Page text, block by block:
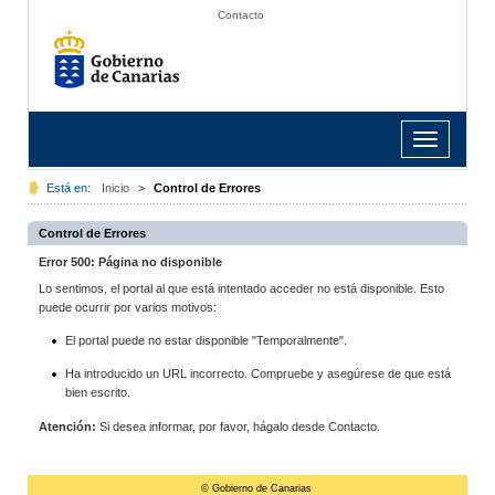
Contacto
Toggle
navigation
Está en: Inicio > Control de Errores
Control de Errores
Error 500: Página no disponible
Lo sentimos, el portal al que está intentado acceder no está disponible. Esto
puede ocurrir por varios motivos:
El portal puede no estar disponible "Temporalmente".
Ha introducido un URL incorrecto. Compruebe y asegúrese de que está
bien escrito.
Atención: Si desea informar, por favor, hágalo desde Contacto.
© Gobierno de Canarias